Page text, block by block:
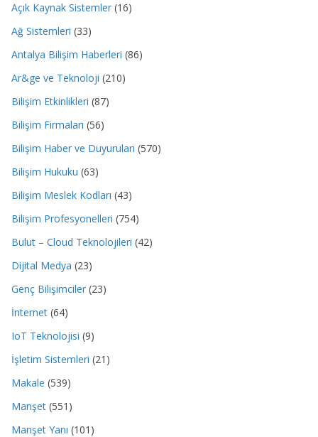
Açık Kaynak Sistemler (16)
Ağ Sistemleri (33)
Antalya Bilişim Haberleri (86)
Ar&ge ve Teknoloji (210)
Bilişim Etkinlikleri (87)
Bilişim Firmaları (56)
Bilişim Haber ve Duyuruları (570)
Bilişim Hukuku (63)
Bilişim Meslek Kodları (43)
Bilişim Profesyonelleri (754)
Bulut – Cloud Teknolojileri (42)
Dijital Medya (23)
Genç Bilişimciler (23)
İnternet (64)
IoT Teknolojisi (9)
İşletim Sistemleri (21)
Makale (539)
Manşet (551)
Manşet Yanı (101)